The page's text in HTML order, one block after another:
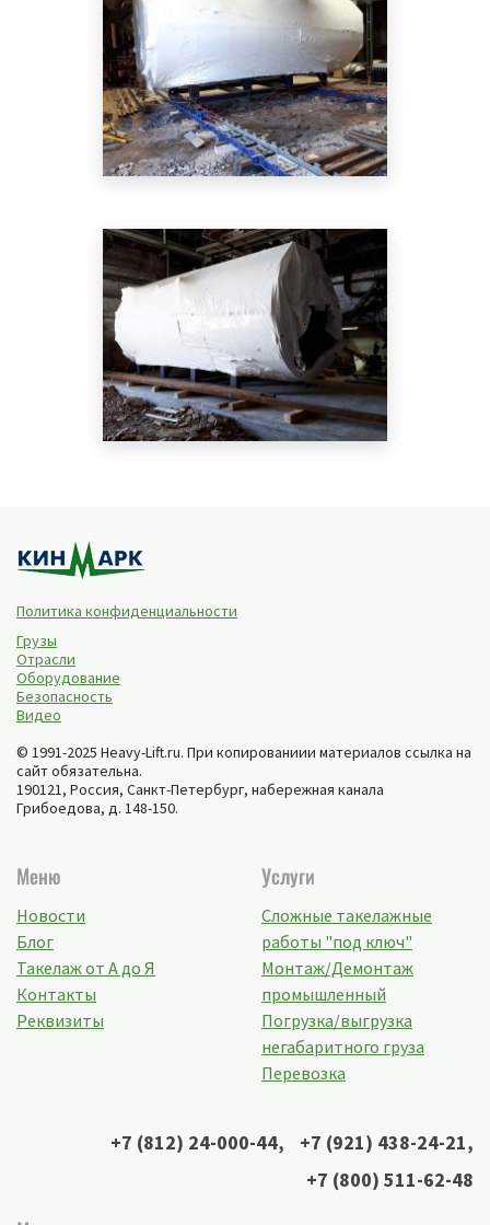
Политика конфиденциальности
Грузы
Отрасли
Оборудование
Безопасность
Видео
© 1991-2025 Heavy-Lift.ru. При копированиии материалов ссылка на
сайт обязательна.
190121, Россия, Санкт-Петербург, набережная канала
Грибоедова, д. 148-150.
Меню
Новости
Блог
Такелаж от А до Я
Контакты
Реквизиты
Услуги
Сложные такелажные
работы "под ключ"
Монтаж/Демонтаж
промышленный
Погрузка/выгрузка
негабаритного груза
Перевозка
+7 (812) 24-000-44, +7 (921) 438-24-21,
+7 (800) 511-62-48